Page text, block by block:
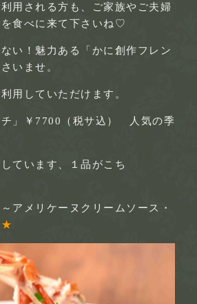
用される方も、ご家族やご夫婦
食べに来て下さいね♡
い！魅力ある「かに創作フレン
いませ。
用していただけます。
チ」￥7700（税サ込） 人気の季
ています、１品がこち
アメリケーヌクリームソース・
★